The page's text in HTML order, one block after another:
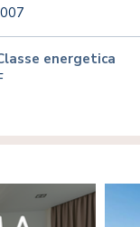
energetica